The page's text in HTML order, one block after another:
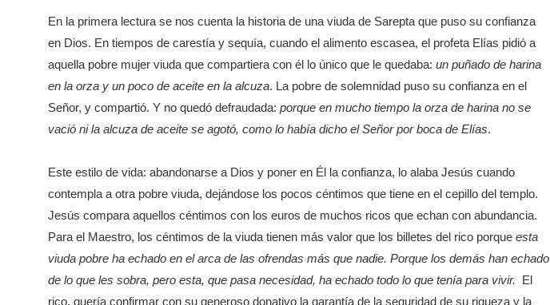
En la primera lectura se nos cuenta la historia de una viuda de Sarepta que puso su confianza
en Dios. En tiempos de carestía y sequía, cuando el alimento escasea, el profeta Elías pidió a
aquella pobre mujer viuda que compartiera con él lo único que le quedaba: un puñado de harina
en la orza y un poco de aceite en la alcuza. La pobre de solemnidad puso su confianza en el
Señor, y compartió. Y no quedó defraudada: porque en mucho tiempo la orza de harina no se
vació ni la alcuza de aceite se agotó, como lo había dicho el Señor por boca de Elías.
Este estilo de vida: abandonarse a Dios y poner en Él la confianza, lo alaba Jesús cuando
contempla a otra pobre viuda, dejándose los pocos céntimos que tiene en el cepillo del templo.
Jesús compara aquellos céntimos con los euros de muchos ricos que echan con abundancia.
Para el Maestro, los céntimos de la viuda tienen más valor que los billetes del rico porque esta
viuda pobre ha echado en el arca de las ofrendas más que nadie. Porque los demás han echado
de lo que les sobra, pero esta, que pasa necesidad, ha echado todo lo que tenía para vivir. El
rico, quería confirmar con su generoso donativo la garantía de la seguridad de su riqueza y la